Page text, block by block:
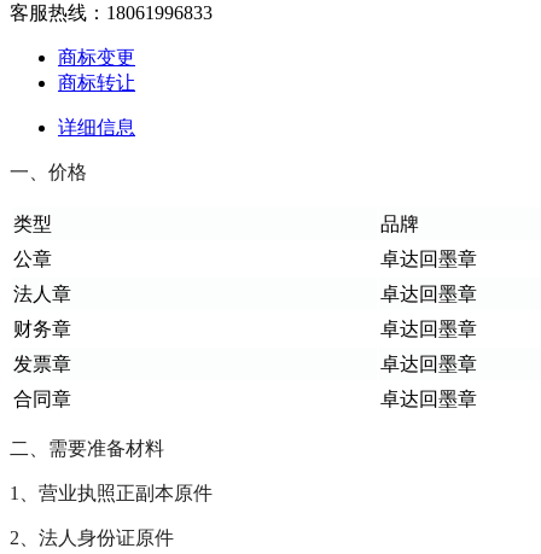
客服热线：18061996833
商标变更
商标转让
详细信息
一、价格
类型
品牌
公章
卓达回墨章
法人章
卓达回墨章
财务章
卓达回墨章
发票章
卓达回墨章
合同章
卓达回墨章
二、需要准备材料
1、营业执照正副本原件
2、法人身份证原件